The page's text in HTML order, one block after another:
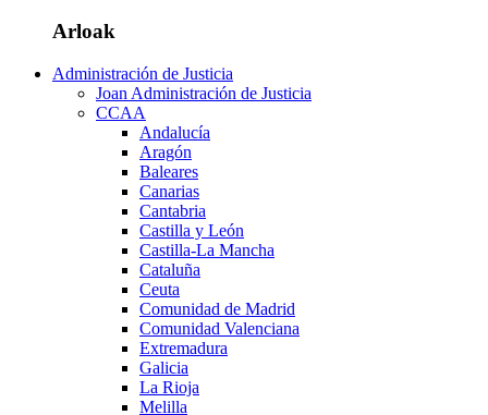
Arloak
Administración de Justicia
Joan Administración de Justicia
CCAA
Andalucía
Aragón
Baleares
Canarias
Cantabria
Castilla y León
Castilla-La Mancha
Cataluña
Ceuta
Comunidad de Madrid
Comunidad Valenciana
Extremadura
Galicia
La Rioja
Melilla